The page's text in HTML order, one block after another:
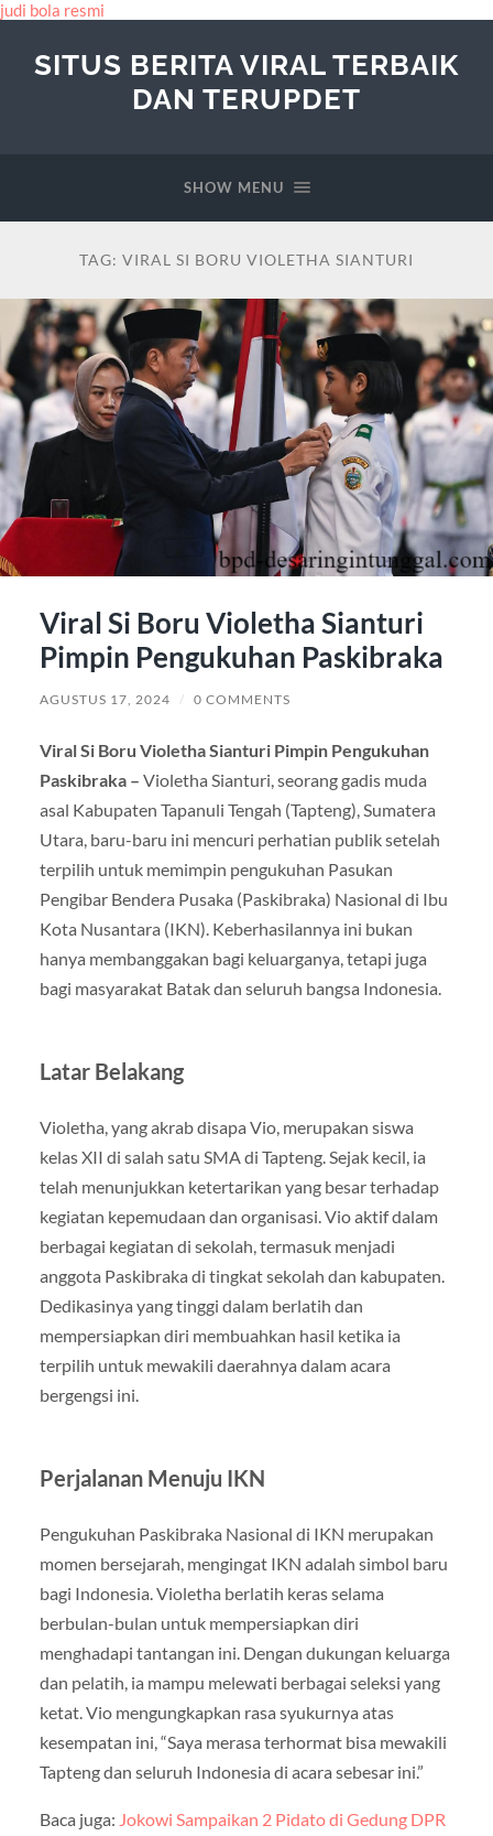
judi bola resmi
SITUS BERITA VIRAL TERBAIK
DAN TERUPDET
SHOW MENU
TAG: VIRAL SI BORU VIOLETHA SIANTURI
Viral Si Boru Violetha Sianturi
Pimpin Pengukuhan Paskibraka
AGUSTUS 17, 2024 / 0 COMMENTS
Viral Si Boru Violetha Sianturi Pimpin Pengukuhan
Paskibraka – Violetha Sianturi, seorang gadis muda
asal Kabupaten Tapanuli Tengah (Tapteng), Sumatera
Utara, baru-baru ini mencuri perhatian publik setelah
terpilih untuk memimpin pengukuhan Pasukan
Pengibar Bendera Pusaka (Paskibraka) Nasional di Ibu
Kota Nusantara (IKN). Keberhasilannya ini bukan
hanya membanggakan bagi keluarganya, tetapi juga
bagi masyarakat Batak dan seluruh bangsa Indonesia.
Latar Belakang
Violetha, yang akrab disapa Vio, merupakan siswa
kelas XII di salah satu SMA di Tapteng. Sejak kecil, ia
telah menunjukkan ketertarikan yang besar terhadap
kegiatan kepemudaan dan organisasi. Vio aktif dalam
berbagai kegiatan di sekolah, termasuk menjadi
anggota Paskibraka di tingkat sekolah dan kabupaten.
Dedikasinya yang tinggi dalam berlatih dan
mempersiapkan diri membuahkan hasil ketika ia
terpilih untuk mewakili daerahnya dalam acara
bergengsi ini.
Perjalanan Menuju IKN
Pengukuhan Paskibraka Nasional di IKN merupakan
momen bersejarah, mengingat IKN adalah simbol baru
bagi Indonesia. Violetha berlatih keras selama
berbulan-bulan untuk mempersiapkan diri
menghadapi tantangan ini. Dengan dukungan keluarga
dan pelatih, ia mampu melewati berbagai seleksi yang
ketat. Vio mengungkapkan rasa syukurnya atas
kesempatan ini, “Saya merasa terhormat bisa mewakili
Tapteng dan seluruh Indonesia di acara sebesar ini.”
Baca juga: Jokowi Sampaikan 2 Pidato di Gedung DPR